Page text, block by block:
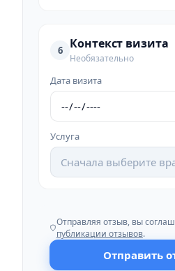
6 Контекст визита
Необязательно
Дата визита
Услуга
Сначала выберите
Отправляя отзыв, вы
публикации отзывов.
Отправить